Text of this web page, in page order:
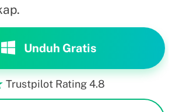
Unduh Gratis
Trustpilot Rating 4.8